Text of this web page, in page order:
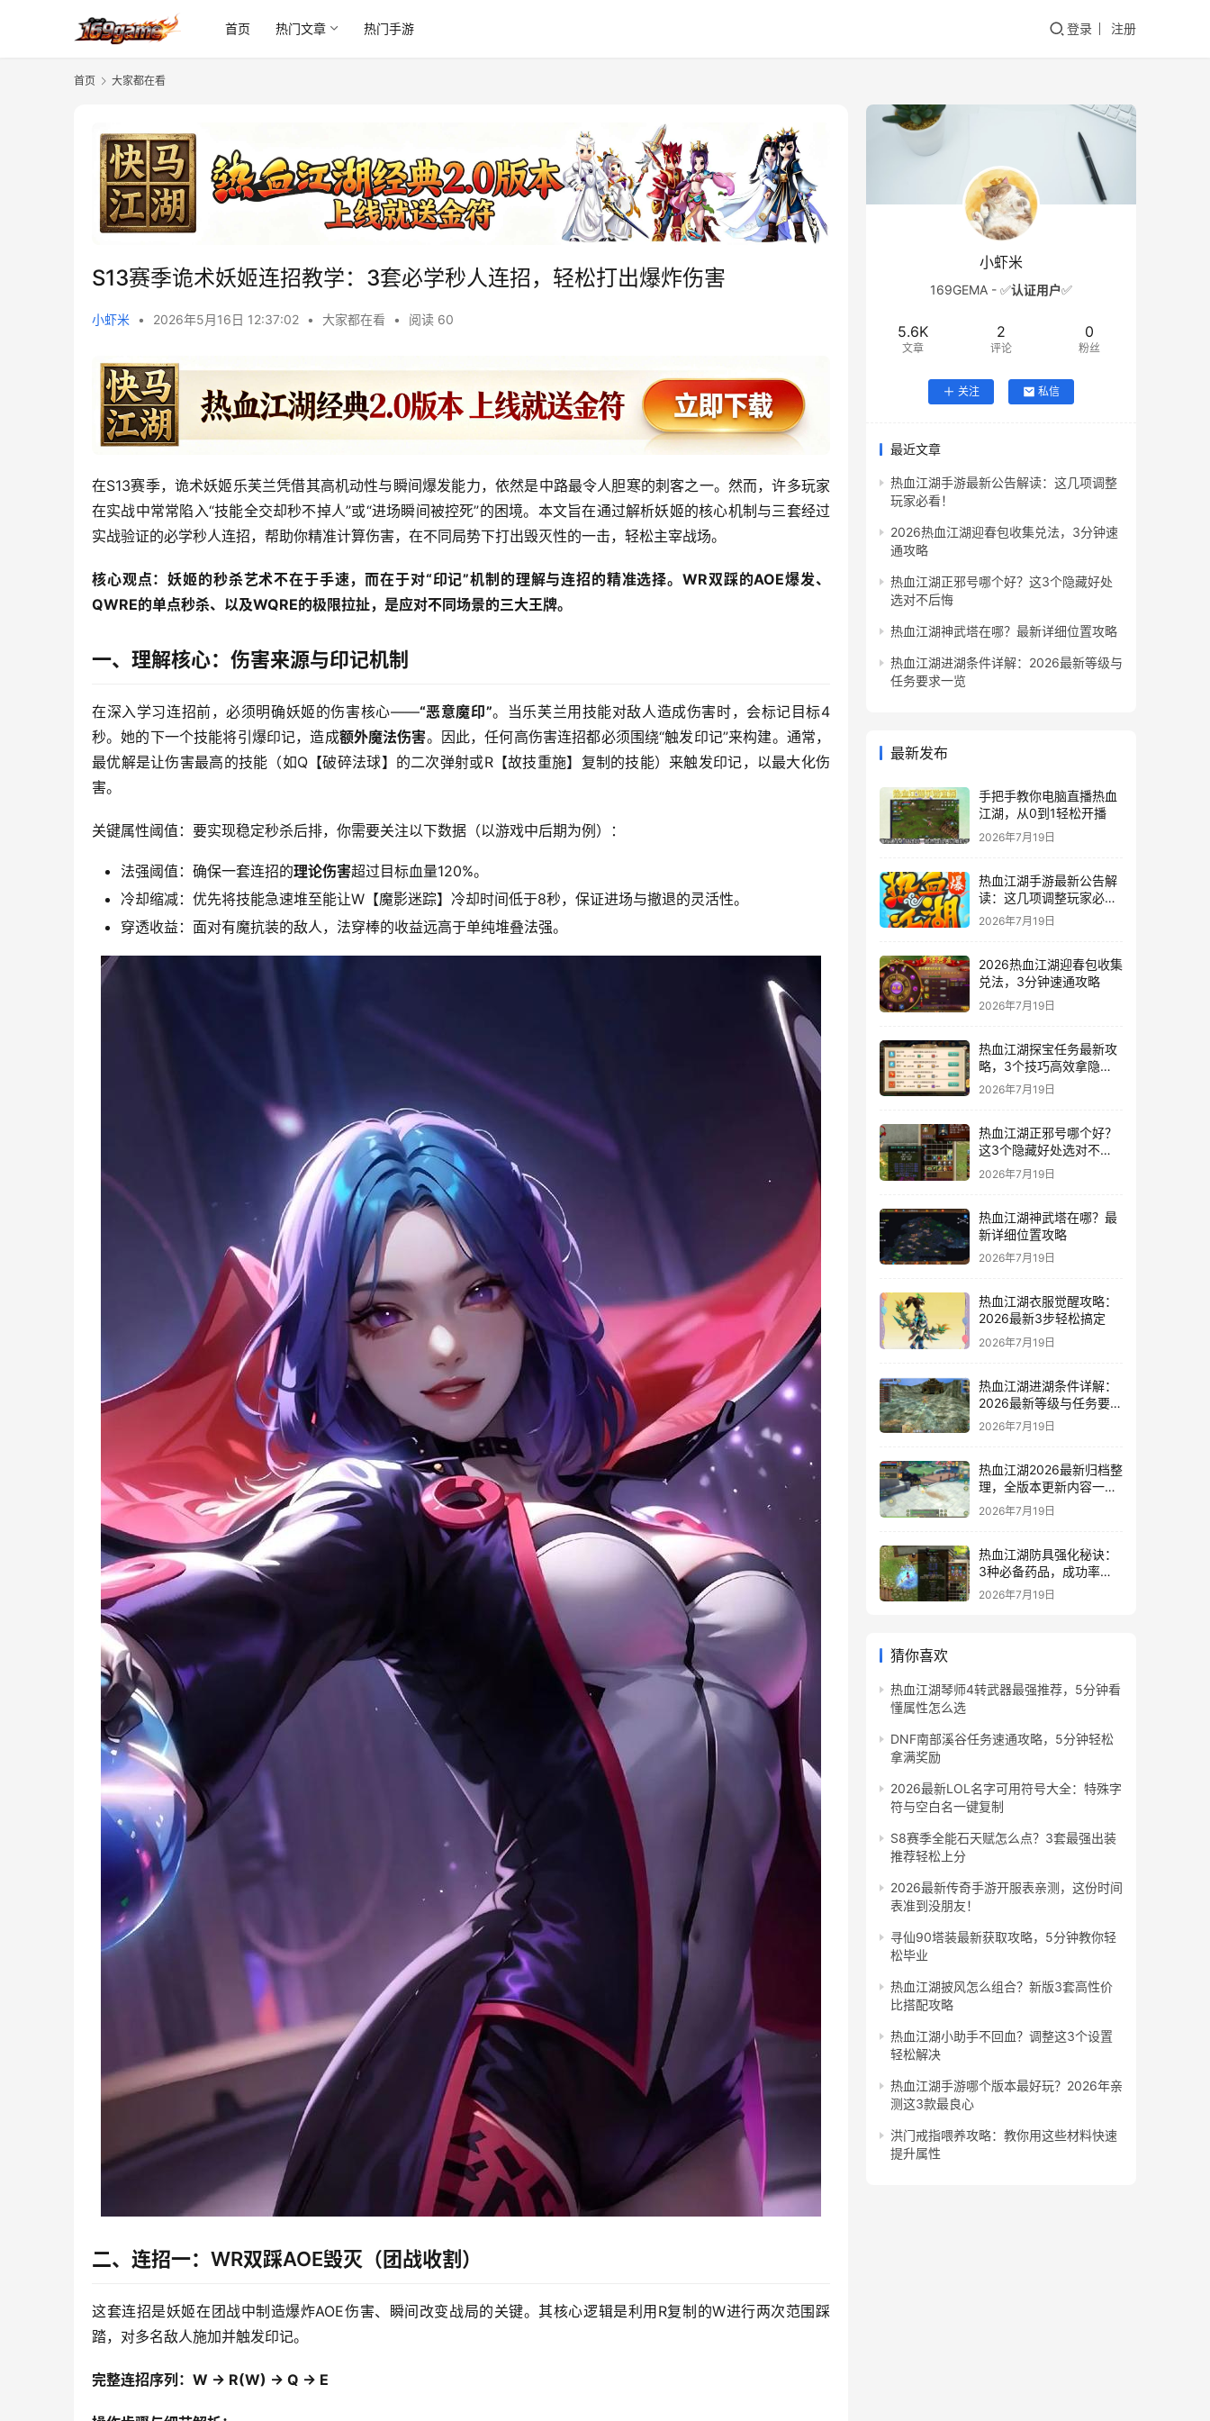
首页 热门文章 热门手游 登录 注册
首页 大家都在看
S13赛季诡术妖姬连招教学：3套必学秒人连招，轻松打出爆炸伤害
小虾米 • 2026年5月16日 12:37:02 • 大家都在看 • 阅读 60
在S13赛季，诡术妖姬乐芙兰凭借其高机动性与瞬间爆发能力，依然是中路最令人胆寒的刺客之一。然而，许多玩家
在实战中常常陷入“技能全交却秒不掉人”或“进场瞬间被控死”的困境。本文旨在通过解析妖姬的核心机制与三套经过
实战验证的必学秒人连招，帮助你精准计算伤害，在不同局势下打出毁灭性的一击，轻松主宰战场。
核心观点：妖姬的秒杀艺术不在于手速，而在于对“印记”机制的理解与连招的精准选择。WR双踩的AOE爆发、
QWRE的单点秒杀、以及WQRE的极限拉扯，是应对不同场景的三大王牌。
一、理解核心：伤害来源与印记机制
在深入学习连招前，必须明确妖姬的伤害核心——“恶意魔印”。当乐芙兰用技能对敌人造成伤害时，会标记目标4
秒。她的下一个技能将引爆印记，造成额外魔法伤害。因此，任何高伤害连招都必须围绕“触发印记”来构建。通常，
最优解是让伤害最高的技能（如Q【破碎法球】的二次弹射或R【故技重施】复制的技能）来触发印记，以最大化伤
害。
关键属性阈值：要实现稳定秒杀后排，你需要关注以下数据（以游戏中后期为例）：
法强阈值：确保一套连招的理论伤害超过目标血量120%。
冷却缩减：优先将技能急速堆至能让W【魔影迷踪】冷却时间低于8秒，保证进场与撤退的灵活性。
穿透收益：面对有魔抗装的敌人，法穿棒的收益远高于单纯堆叠法强。
二、连招一：WR双踩AOE毁灭（团战收割）
这套连招是妖姬在团战中制造爆炸AOE伤害、瞬间改变战局的关键。其核心逻辑是利用R复制的W进行两次范围踩
踏，对多名敌人施加并触发印记。
完整连招序列：W -> R(W) -> Q -> E
小虾米
169GEMA - ✅认证用户✅
5.6K
文章
2
评论
0
粉丝
关注 私信
最近文章
热血江湖手游最新公告解读：这几项调整
玩家必看！
2026热血江湖迎春包收集兑法，3分钟速
通攻略
热血江湖正邪号哪个好？这3个隐藏好处
选对不后悔
热血江湖神武塔在哪？最新详细位置攻略
热血江湖进湖条件详解：2026最新等级与
任务要求一览
最新发布
手把手教你电脑直播热血
江湖，从0到1轻松开播
2026年7月19日
热血江湖手游最新公告解
读：这几项调整玩家必
看！
2026年7月19日
2026热血江湖迎春包收集
兑法，3分钟速通攻略
2026年7月19日
热血江湖探宝任务最新攻
略，3个技巧高效拿隐藏
奖励
2026年7月19日
热血江湖正邪号哪个好？
这3个隐藏好处选对不后
悔
2026年7月19日
热血江湖神武塔在哪？最
新详细位置攻略
2026年7月19日
热血江湖衣服觉醒攻略：
2026最新3步轻松搞定
2026年7月19日
热血江湖进湖条件详解：
2026最新等级与任务要求
一览
2026年7月19日
热血江湖2026最新归档整
理，全版本更新内容一网
打尽
2026年7月19日
热血江湖防具强化秘诀：
3种必备药品，成功率翻
倍亲测有效
2026年7月19日
猜你喜欢
热血江湖琴师4转武器最强推荐，5分钟看
懂属性怎么选
DNF南部溪谷任务速通攻略，5分钟轻松
拿满奖励
2026最新LOL名字可用符号大全：特殊字
符与空白名一键复制
S8赛季全能石天赋怎么点？3套最强出装
推荐轻松上分
2026最新传奇手游开服表亲测，这份时间
表准到没朋友！
寻仙90塔装最新获取攻略，5分钟教你轻
松毕业
热血江湖披风怎么组合？新版3套高性价
比搭配攻略
热血江湖小助手不回血？调整这3个设置
轻松解决
热血江湖手游哪个版本最好玩？2026年亲
测这3款最良心
洪门戒指喂养攻略：教你用这些材料快速
提升属性